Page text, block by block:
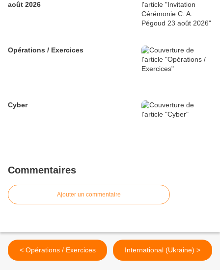
août 2026
Opérations / Exercices
Cyber
Commentaires
Ajouter un commentaire
< Opérations / Exercices International (Ukraine) >